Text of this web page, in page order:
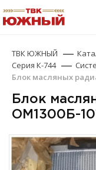
ТВК ЮЖНЫЙ
Серия К-744
Блок масляных
Блок
ОМ1300Б-